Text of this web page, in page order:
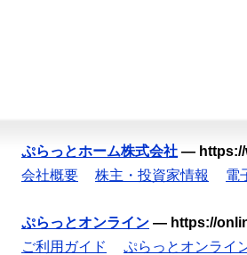
ぷらっとホーム株式会社 —
会社概要
株主・投資家情報 電
ぷらっとオンライン — https://
ご利用ガイド
ぷらっとオンライ